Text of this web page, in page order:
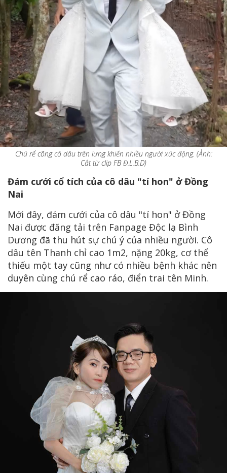
Chú rể cõng cô dâu trên lưng khiến nhiều người xúc động. (Ảnh:
Cắt từ clip FB Đ.L.B.D)
Đám cưới cổ tích của cô dâu "tí hon" ở Đồng
Nai
Mới đây, đám cưới của cô dâu "tí hon" ở Đồng
Nai được đăng tải trên Fanpage Độc lạ Bình
Dương đã thu hút sự chú ý của nhiều người. Cô
dâu tên Thanh chỉ cao 1m2, nặng 20kg, cơ thể
thiếu một tay cũng như có nhiều bệnh khác nên
duyên cùng chú rể cao ráo, điển trai tên Minh.